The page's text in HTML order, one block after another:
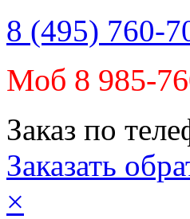
8 (495) 760-
Моб 8 985-
Заказ по
Заказать
×